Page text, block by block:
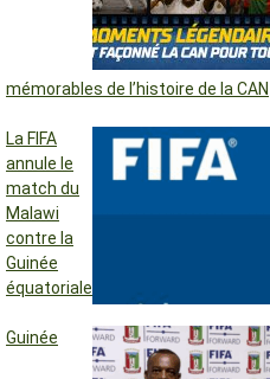
mémorables de l’histoire de la CAN
La FIFA
annule le
match du
Malawi
contre la
Guinée
équatoriale
Guinée